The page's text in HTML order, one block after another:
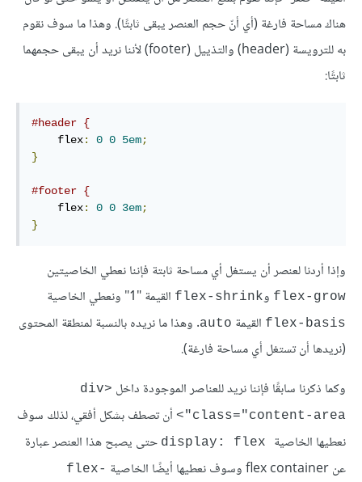
هناك مساحة فارغة (أي أنّ حجم العنصر يبقى ثابتًا). وهذا ما سوف نقوم
به للترويسة (header) والتذييل (footer) لأننا نريد أن يبقى حجمهما
ثابتًا:
#header {
    flex
: 0 0 5em;
}
#footer {
    flex
: 0 0 3em;
}
وإذا أردنا لعنصر أن يستغل أي مساحة ثابتة فإننا نعطي الخاصيتين
flex-grow وflex-shrink القيمة "1" ونعطي الخاصية
flex-basis القيمة auto. وهذا ما نريده بالنسبة لمنطقة المحتوى
(نريدها أن تستغل أي مساحة فارغة).
وكما ذكرنا سابقًا فإننا نريد للعناصر الموجودة داخل
<div
class="content-area">
أن تصطف بشكل أفقي، لذلك سوف
نعطيها الخاصية
حتى يصبح هذا العنصر عبارة
عن flex container وسوف نعطيها أيضًا الخاصية
flex-